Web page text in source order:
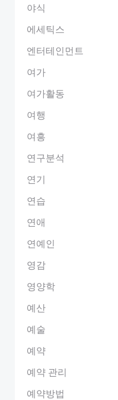
야식
에세틱스
엔터테인먼트
여가
여가활동
여행
여흥
연구분석
연기
연습
연애
연예인
영감
영양학
예산
예술
예약
예약 관리
예약방법